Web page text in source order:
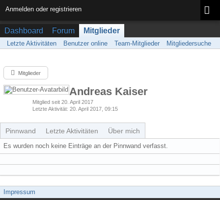
Anmelden oder registrieren
Dashboard Forum Mitglieder
Letzte Aktivitäten Benutzer online Team-Mitglieder Mitgliedersuche
Mitglieder
Andreas Kaiser
Mitglied seit 20. April 2017
Letzte Aktivität 20. April 2017, 09:15
Pinnwand Letzte Aktivitäten Über mich
Es wurden noch keine Einträge an der Pinnwand verfasst.
Impressum